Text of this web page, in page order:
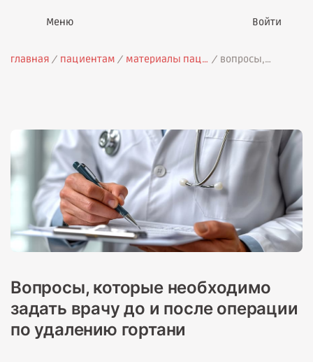
Войти
главная пациентам материалы пациентам
вопросы,
удалению гортани
Вопросы, которые необходимо
задать врачу до и после операции
по удалению гортани